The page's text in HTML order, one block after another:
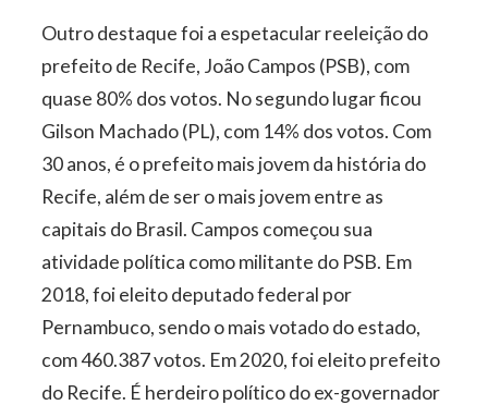
Outro destaque foi a espetacular reeleição do
prefeito de Recife, João Campos (PSB), com
quase 80% dos votos. No segundo lugar ficou
Gilson Machado (PL), com 14% dos votos. Com
30 anos, é o prefeito mais jovem da história do
Recife, além de ser o mais jovem entre as
capitais do Brasil. Campos começou sua
atividade política como militante do PSB. Em
2018, foi eleito deputado federal por
Pernambuco, sendo o mais votado do estado,
com 460.387 votos. Em 2020, foi eleito prefeito
do Recife. É herdeiro político do ex-governador